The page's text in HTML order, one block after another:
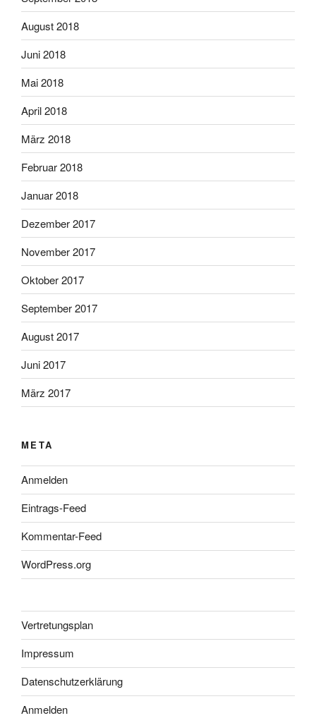
August 2018
Juni 2018
Mai 2018
April 2018
März 2018
Februar 2018
Januar 2018
Dezember 2017
November 2017
Oktober 2017
September 2017
August 2017
Juni 2017
März 2017
META
Anmelden
Eintrags-Feed
Kommentar-Feed
WordPress.org
Vertretungsplan
Impressum
Datenschutzerklärung
Anmelden